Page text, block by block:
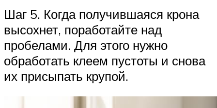
Шаг 5. Когда получившаяся крона
высохнет, поработайте над
пробелами. Для этого нужно
обработать клеем пустоты и снова
их присыпать крупой.